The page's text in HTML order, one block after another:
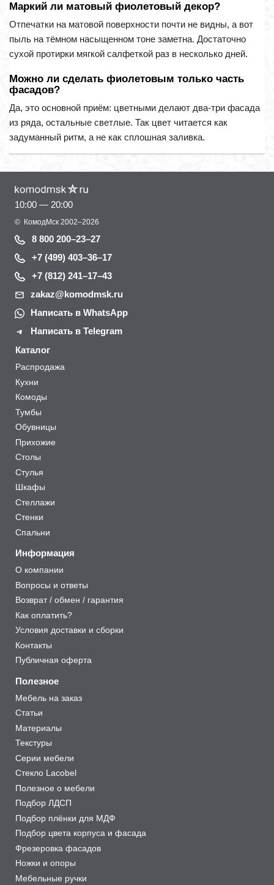
Маркий ли матовый фиолетовый декор?
Отпечатки на матовой поверхности почти не видны, а вот
пыль на тёмном насыщенном тоне заметна. Достаточно
сухой протирки мягкой салфеткой раз в несколько дней.
Можно ли сделать фиолетовым только часть
фасадов?
Да, это основной приём: цветными делают два-три фасада
из ряда, остальные светлые. Так цвет читается как
задуманный ритм, а не как сплошная заливка.
10:00 — 20:00
© КомодМск 2002–2026
8 800 200–23–27
+7 (499) 403–36–17
+7 (812) 241–17–43
zakaz@komodmsk.ru
Написать в WhatsApp
Написать в Telegram
Каталог
Распродажа
Кухни
Комоды
Тумбы
Обувницы
Прихожие
Столы
Стулья
Шкафы
Стеллажи
Стенки
Спальни
Информация
О компании
Вопросы и ответы
Возврат / обмен / гарантия
Как оплатить?
Условия доставки и сборки
Контакты
Публичная оферта
Полезное
Мебель на заказ
Статьи
Материалы
Текстуры
Серии мебели
Стекло Lacobel
Полезное о мебели
Подбор ЛДСП
Подбор плёнки для МДФ
Подбор цвета корпуса и фасада
Фрезеровка фасадов
Ножки и опоры
Мебельные ручки